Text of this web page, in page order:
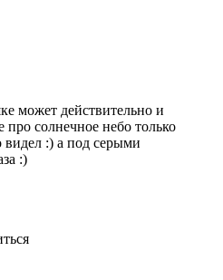
может действительно и
про солнечное небо только
:) а под серыми
:)